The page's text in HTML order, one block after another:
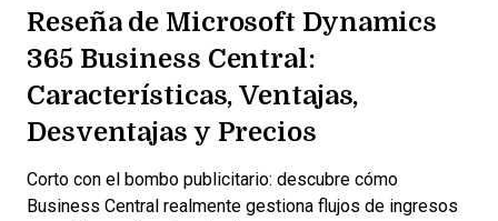
Reseña de Microsoft Dynamics
365 Business Central:
Características, Ventajas,
Desventajas y Precios
Corto con el bombo publicitario: descubre cómo
Business Central realmente gestiona flujos de ingresos